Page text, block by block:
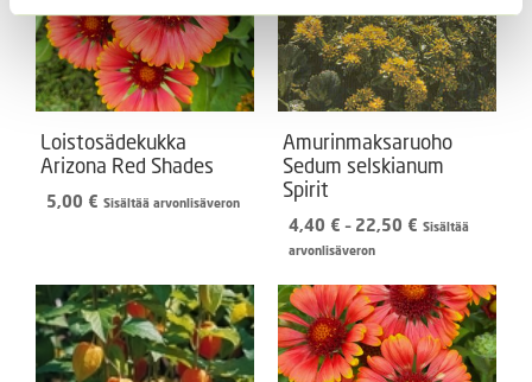
Loistosädekukka
Arizona Red Shades
5,00 € Sisältää arvonlisäveron
Amurinmaksaruoho
Sedum selskianum
Spirit
4,40 € – 22,50 € Hintaluokka:
22,50 €
Sisältää
arvonlisäveron